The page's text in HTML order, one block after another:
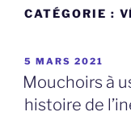
CATÉGORIE :
PUBLIÉ
LE
5 MARS 2021
Mouchoirs à
histoire de